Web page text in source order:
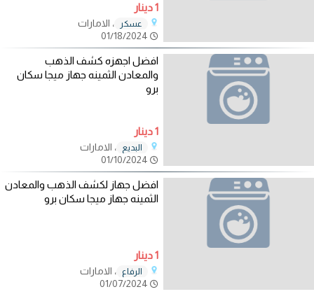
1 دينار
عسكر
، الامارات
افضل اجهزه كشف الذهب
والمعادن الثمينه جهاز ميجا سكان
برو
1 دينار
البديع
، الامارات
افضل جهاز لكشف الذهب والمعادن
الثمينه جهاز ميجا سكان برو
1 دينار
الرفاع
، الامارات